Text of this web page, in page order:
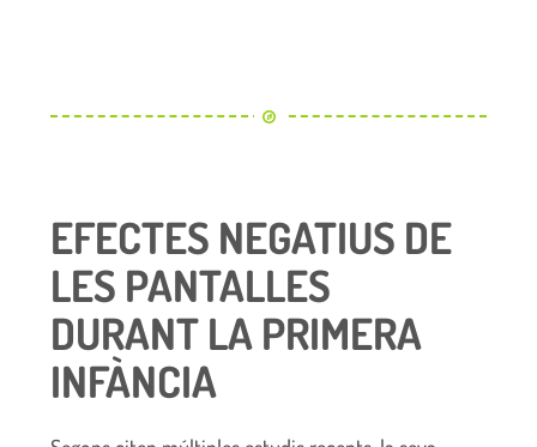
EFECTES NEGATIUS DE
LES PANTALLES
DURANT LA PRIMERA
INFÀNCIA